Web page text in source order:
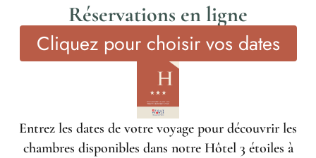
Réservations en ligne
Cliquez pour choisir vos dates
Entrez les dates de votre voyage pour découvrir les
chambres disponibles dans notre Hôtel 3 étoiles à